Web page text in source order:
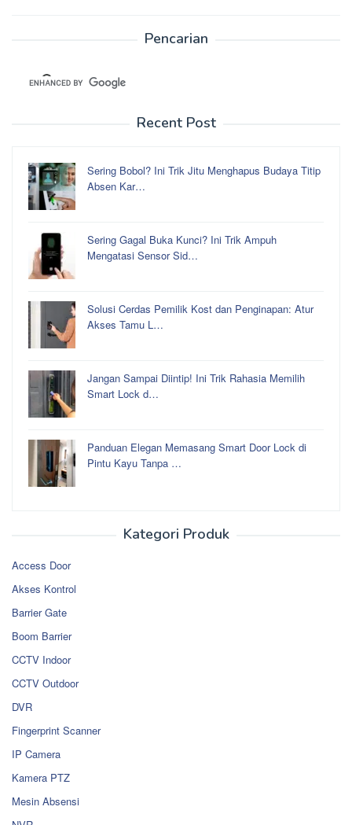
Pencarian
Recent Post
Sering Bobol? Ini Trik Jitu Menghapus Budaya Titip
Absen Kar…
Sering Gagal Buka Kunci? Ini Trik Ampuh
Mengatasi Sensor Sid…
Solusi Cerdas Pemilik Kost dan Penginapan: Atur
Akses Tamu L…
Jangan Sampai Diintip! Ini Trik Rahasia Memilih
Smart Lock d…
Panduan Elegan Memasang Smart Door Lock di
Pintu Kayu Tanpa …
Kategori Produk
Access Door
Akses Kontrol
Barrier Gate
Boom Barrier
CCTV Indoor
CCTV Outdoor
DVR
Fingerprint Scanner
IP Camera
Kamera PTZ
Mesin Absensi